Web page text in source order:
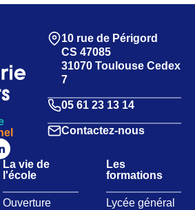
10 rue de Périgord
CS 47085
31070 Toulouse Cedex
7
05 61 23 13 14
Contactez-nous
La vie de
l'école
Ouverture
Les
formations
Lycée général